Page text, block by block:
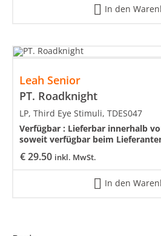
In den
Leah Senior
PT. Roadknight
€29.50 inkl. MwSt.
LP, Third Eye Stimuli, TDES047
Verfügbar : Lieferbar innerhalb
soweit verfügbar beim
In den